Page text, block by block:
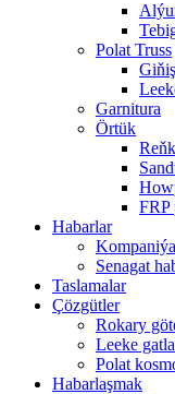
Polat Truss
Garnitura
Örtük
FRP
Habarlar
Senagat
Taslamalar
Çözgütler
Rokary
Leeke
Polat
Habarlaşmak